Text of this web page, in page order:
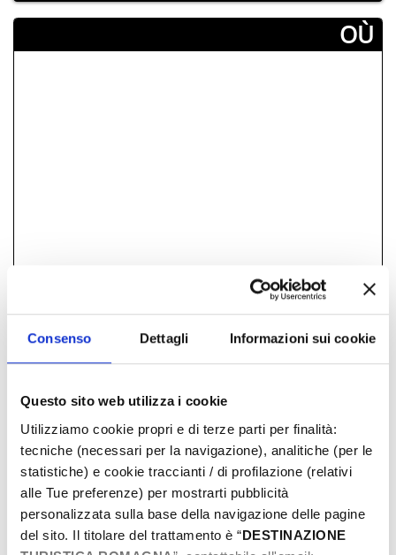
Consenso Dettagli Informazioni sui cookie
Questo sito web utilizza i cookie
Utilizziamo cookie propri e di terze parti per finalità:
tecniche (necessari per la navigazione), analitiche (per le
statistiche) e cookie traccianti / di profilazione (relativi
alle Tue preferenze) per mostrarti pubblicità
personalizzata sulla base della navigazione delle pagine
del sito. Il titolare del trattamento è “DESTINAZIONE
­OÙ
GRATUITE
JOURS & HEURES
Janvier-1970
Lun
Mar Mer Ven Sam
29
30 31 01 02 03
04
05
06 07 08 09 10
11